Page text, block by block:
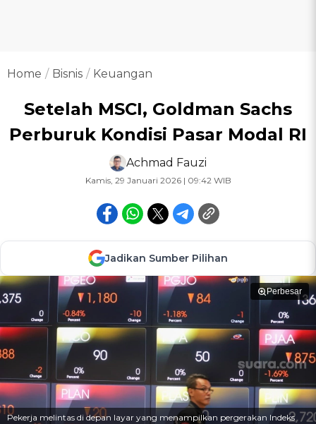
Home Bisnis Keuangan
Setelah MSCI, Goldman Sachs
Perburuk Kondisi Pasar Modal RI
Achmad Fauzi
Kamis, 29 Januari 2026 | 09:42 WIB
Jadikan Sumber Pilihan
Perbesar
Pekerja melintas di depan layar yang menampilkan pergerakan Indeks